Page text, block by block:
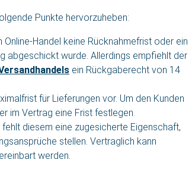
Punkte hervorzuheben:
Handel keine Rücknahmefrist oder ein
abgeschickt wurde. Allerdings empfiehlt der
ein Rückgaberecht von 14
für Lieferungen vor. Um den Kunden
im Vertrag eine Frist festlegen.
diesem eine zugesicherte Eigenschaft,
stellen. Vertraglich kann
werden.